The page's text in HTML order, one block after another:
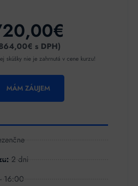
s DPH)
skúšky nie je zahrnutá v cene kurzu!
MÁM ZÁUJEM
2 dni
16:00